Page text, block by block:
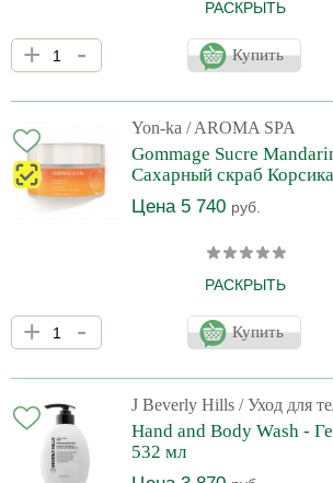
РАСКРЫТЬ
Экзотический ритуал для кожи.
уголок французской Полинезии с нежным
Полинезия Gommage Sucre Fleur De Tiare
обеспечит питание и эксфолиацию.
эффект, вызывающий привыкание!
+ - Купить
Yon-ka / AROMA SPA
Gommage Sucre
Сахарный скраб
Цена 5 740 руб.
РАСКРЫТЬ
Сладкое решение для кожи. Сахарный
Sucre Mandarine Orange Douce с белым и
дополненный маслом подсолнечника,
контакте с водой. Удивительный бодрящий
+ - Купить
J Beverly Hills / Уход для
Hand and Body Wash -
532 мл